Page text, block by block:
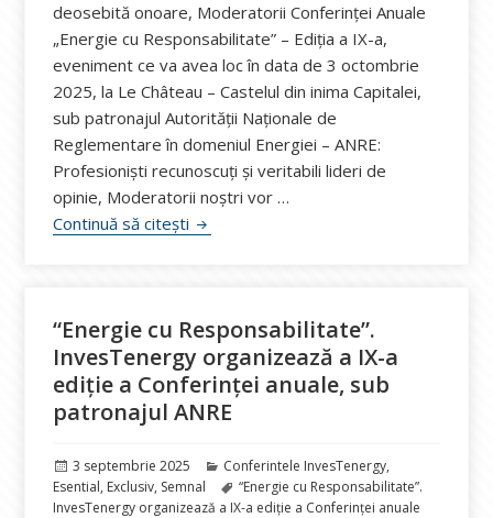
deosebită onoare, Moderatorii Conferinței Anuale
„Energie cu Responsabilitate” – Ediția a IX-a,
eveniment ce va avea loc în data de 3 octombrie
2025, la Le Château – Castelul din inima Capitalei,
sub patronajul Autorității Naționale de
Reglementare în domeniul Energiei – ANRE:
Profesioniști recunoscuți și veritabili lideri de
opinie, Moderatorii noștri vor …
Continuă să citești Conferința InvesTenergy 2025 aduce
“Energie cu Responsabilitate”.
InvesTenergy organizează a IX-a
ediție a Conferinței anuale, sub
patronajul ANRE
Publicat
pe
3 septembrie 2025 Categorii
Conferintele InvesTenergy,
Esential, Exclusiv, Semnal Etichete
“Energie cu Responsabilitate”.
InvesTenergy organizează a IX-a ediție a Conferinței anuale